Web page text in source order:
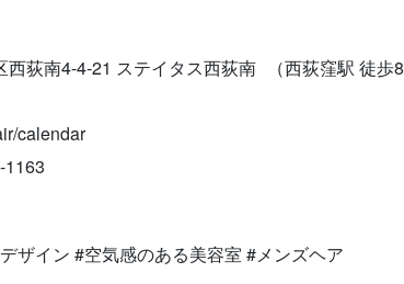
南4-4-21 ステイタス西荻南 （西荻窪駅 徒歩8
calendar
ザイン #空気感のある美容室 #メンズヘア